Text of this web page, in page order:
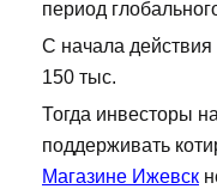
период
С начала
150 тыс.
Тогда инвесторы
поддерживать
Магазине Ижевск